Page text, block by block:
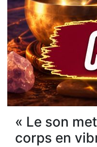
« Le son
corps en